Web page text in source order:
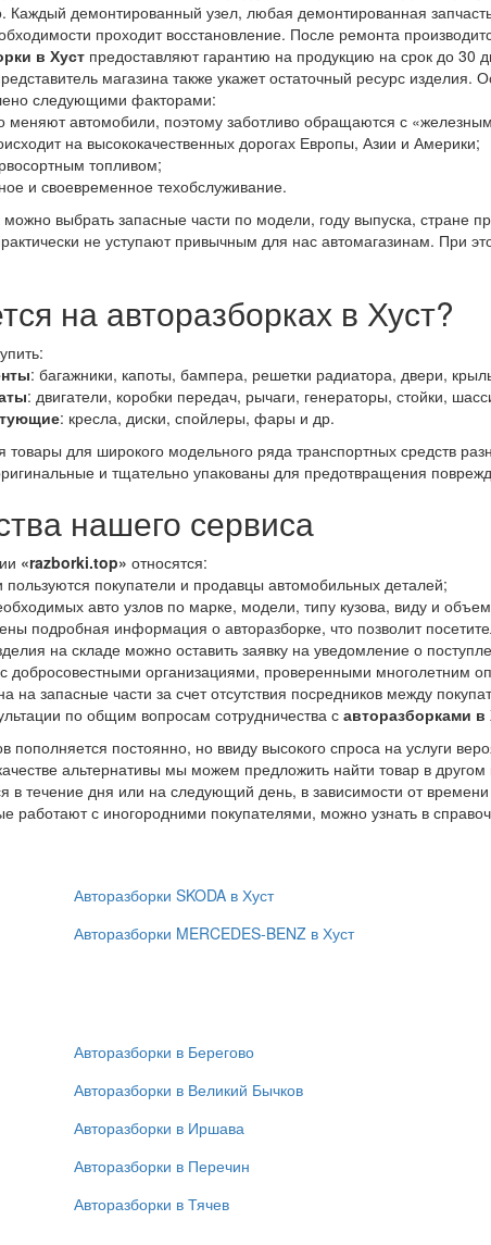
Каждый демонтированный узел, любая демонтированная
проходит восстановление. После ремонта
в Хуст предоставляют гарантию на продукцию на срок до 30
магазина также укажет остаточный ресурс
следующими факторами:
меняют автомобили, поэтому заботливо обращаются с
на высококачественных дорогах Европы, Азии и Америки;
топливом;
и своевременное техобслуживание.
выбрать запасные части по модели, году выпуска, стране
не уступают привычным для нас автомагазинам. При
на авторазборках в Хуст?
: багажники, капоты, бампера, решетки радиатора, двери,
: двигатели, коробки передач, рычаги, генераторы, стойки,
: кресла, диски, спойлеры, фары и др.
товары для широкого модельного ряда транспортных средств
и тщательно упакованы для предотвращения
нашего сервиса
«razborki.top» относятся:
покупатели и продавцы автомобильных деталей;
авто узлов по марке, модели, типу кузова, виду и
подробная информация о авторазборке, что позволит
на складе можно оставить заявку на уведомление о
добросовестными организациями, проверенными многолетним
на запасные части за счет отсутствия посредников между
по общим вопросам сотрудничества с авторазборками в
пополняется постоянно, но ввиду высокого спроса на услуги
альтернативы мы можем предложить найти товар в
в течение дня или на следующий день, в зависимости от
работают с иногородними покупателями, можно узнать в
Авторазборки SKODA в Хуст
Авторазборки MERCEDES-BENZ в Хуст
Авторазборки в Берегово
Авторазборки в Великий Бычков
Авторазборки в Иршава
Авторазборки в Перечин
Авторазборки в Тячев